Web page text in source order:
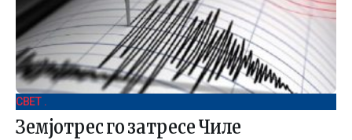
СВЕТ .
Земјотрес го затресе Чиле